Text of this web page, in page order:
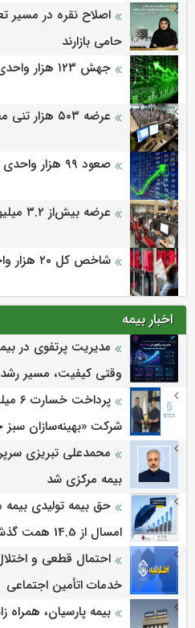
اصلاح نقره در مسیر
حامی بازارند
جهش ۱۲۳ هزار واحدی شاخص بورس
عرضه ۵۰۳ هزار تنی محصولات در بورس کالا
صعود ۹۹ هزار واحدی شاخص بورس
عرضه بیش‌از ۳.۲ میلیون تن محصول در بورس کالا
شاخص کل ۲۰ هزار واحد افت کرد
اخبار بیمه
مدیریت پرتفوی در
وقتی کیفیت، مسیر رشد
شرکت «بهینه‌سازان سبز
محمدعلی تبریزی
بیمه مركزی شد
حق بیمه تولیدی
امسال از 14.5 همت گذشت
احتمال قطعی و
خدمات اتأمین اجتماعی
بیمه پارسیان، همراه